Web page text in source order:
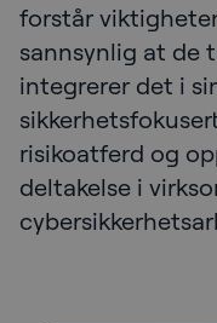
forstår
sannsynlig at de
integrerer det i
risikoatferd og
deltakelse i